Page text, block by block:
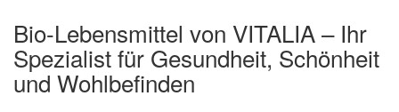
Bio-Lebensmittel von VITALIA – Ihr
Spezialist für Gesundheit, Schönheit
und Wohlbefinden